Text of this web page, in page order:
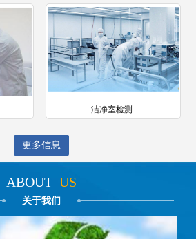
洁净室检测
更多信息
ABOUT US
关于我们